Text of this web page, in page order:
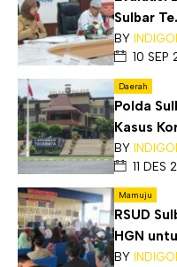
Sulbar
BY
10 SEP
Daerah
Polda
Kasus
BY
11 DES
Mamuju
RSUD
HGN
BY